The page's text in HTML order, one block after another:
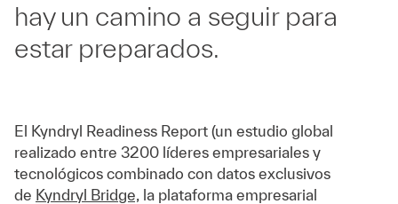
hay un camino a seguir para
estar preparados.
El Kyndryl Readiness Report (un estudio global
realizado entre 3200 líderes empresariales y
tecnológicos combinado con datos exclusivos
de Kyndryl Bridge, la plataforma empresarial